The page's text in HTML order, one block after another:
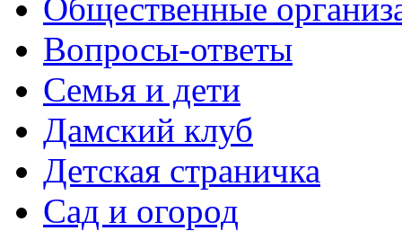
Общественные
Вопросы-ответы
Семья и дети
Дамский клуб
Детская страничка
Сад и огород